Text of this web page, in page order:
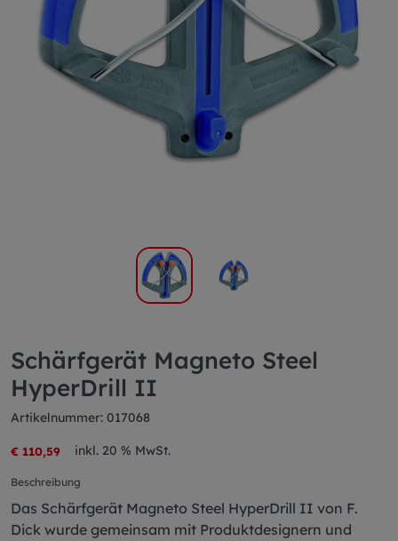
Schärfgerät Magneto Steel
HyperDrill II
Artikelnummer: 017068
€ 110,59 inkl. 20 % MwSt.
Beschreibung
Das Schärfgerät Magneto Steel HyperDrill II von F.
Dick wurde gemeinsam mit Produktdesignern und